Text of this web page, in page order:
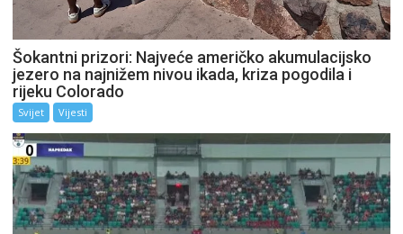
Šokantni prizori: Najveće američko akumulacijsko
jezero na najnižem nivou ikada, kriza pogodila i
rijeku Colorado
Svijet Vijesti